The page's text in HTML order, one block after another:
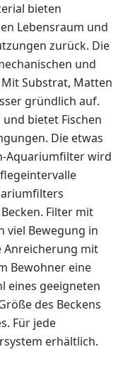
bieten
Lebensraum und
zurück. Die
und
Substrat, Matten
gründlich auf.
bietet Fischen
Die etwas
Aquariumfilter wird
Filter mit
viel Bewegung in
Anreicherung mit
Bewohner eine
eines geeigneten
des Beckens
Für jede
erhältlich.